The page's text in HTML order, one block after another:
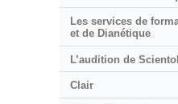
Les services de
et de Dianétique
L’audition de
Clair